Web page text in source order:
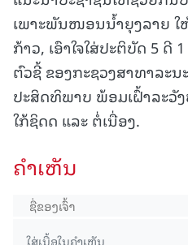
ເພາະພັນໜອນນໍ້າຍຸງລາຍ
ກ້າວ, ເອົາໃຈໃສ່ປະຕິບັດ 5 ດີ
ຕົວຊີ້ ຂອງກະຊວງສາທາລະ
ປະສິດທິພາບ ພ້ອມເຝົ້າລະວັ
ໃກ້ຊິດດ ແລະ ຕໍ່ເນື່ອງ.
ຄໍາເຫັນ